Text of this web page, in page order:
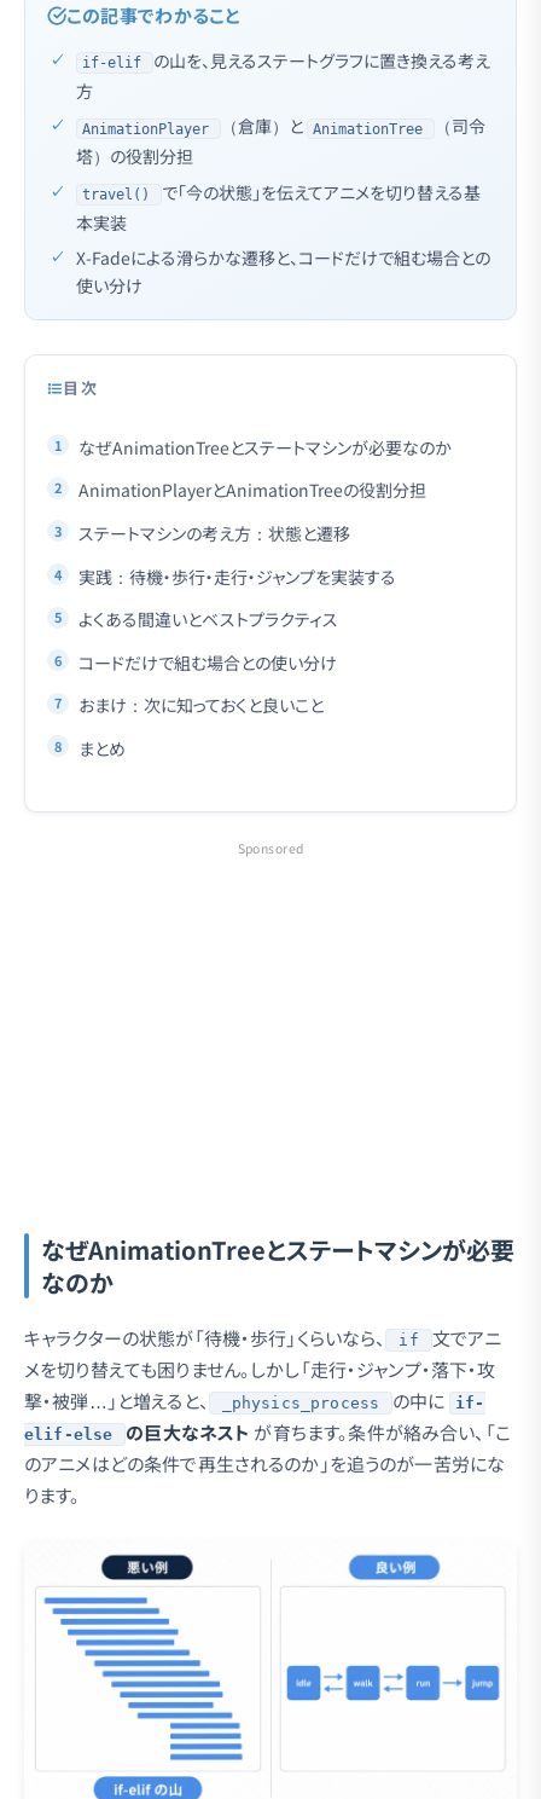
この記事でわかること
if-elif
の山を、見えるステートグラフに置き換える考え
方
AnimationPlayer （倉庫）と AnimationTree
（司令
塔）の役割分担
travel()
で「今の状態」を伝えてアニメを切り替える基
本実装
X-Fadeによる滑らかな遷移と、コードだけで組む場合との
使い分け
目次
なぜAnimationTreeとステートマシンが必要なのか
AnimationPlayerとAnimationTreeの役割分担
ステートマシンの考え方：状態と遷移
実践：待機・歩行・走行・ジャンプを実装する
よくある間違いとベストプラクティス
コードだけで組む場合との使い分け
おまけ：次に知っておくと良いこと
まとめ
Sponsored
なぜAnimationTreeとステートマシンが必要
なのか
キャラクターの状態が「待機・歩行」くらいなら、 if
文でアニ
メを切り替えても困りません。しかし「走行・ジャンプ・落下・攻
撃・被弾…」と増えると、
_physics_process の中に
if-
elif-else
の巨大なネスト が育ちます。条件が絡み合い、「こ
のアニメはどの条件で再生されるのか」を追うのが一苦労にな
ります。